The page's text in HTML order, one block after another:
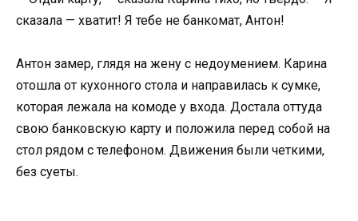
сказала — хватит! Я тебе не банкомат, Антон!
Антон замер, глядя на жену с недоумением. Карина
отошла от кухонного стола и направилась к сумке,
которая лежала на комоде у входа. Достала оттуда
свою банковскую карту и положила перед собой на
стол рядом с телефоном. Движения были четкими,
без суеты.